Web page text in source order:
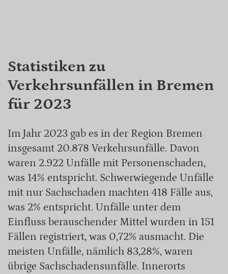
Statistiken zu
Verkehrsunfällen in Bremen
für 2023
Im Jahr 2023 gab es in der Region Bremen
insgesamt 20.878 Verkehrsunfälle. Davon
waren 2.922 Unfälle mit Personenschaden,
was 14% entspricht. Schwerwiegende Unfälle
mit nur Sachschaden machten 418 Fälle aus,
was 2% entspricht. Unfälle unter dem
Einfluss berauschender Mittel wurden in 151
Fällen registriert, was 0,72% ausmacht. Die
meisten Unfälle, nämlich 83,28%, waren
übrige Sachschadensunfälle. Innerorts